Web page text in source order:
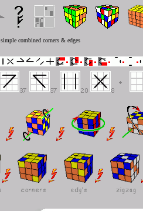
simple combined corners & edges